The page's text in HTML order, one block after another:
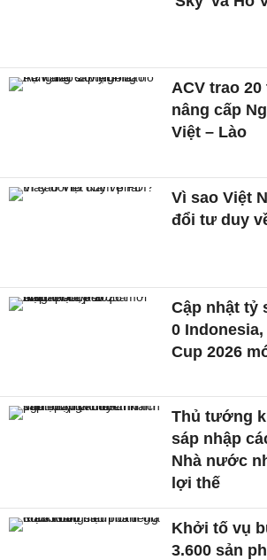
ACV trao
nâng cấp
Việt – Lào
Vì sao Việt
đổi tư duy
Cập nhật tỷ
0 Indonesia,
Cup 2026
Thủ tướng
sáp nhập
Nhà nước
lợi thế
Khởi tố vụ
3.600 sản